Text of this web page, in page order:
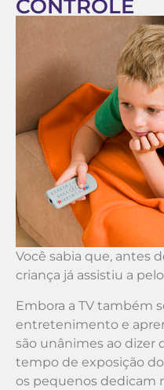
CONTROLE
Você sabia que, antes
criança já assistiu a
Embora a TV também
entretenimento e
são unânimes ao dizer
tempo de exposição
os pequenos dedicam